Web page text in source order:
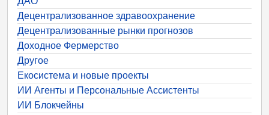
Децентрализованное здравоохранение
Децентрализованные рынки прогнозов
Доходное Фермерство
Другое
Екосистема и новые проекты
ИИ Агенты и Персональные Ассистенты
ИИ Блокчейны